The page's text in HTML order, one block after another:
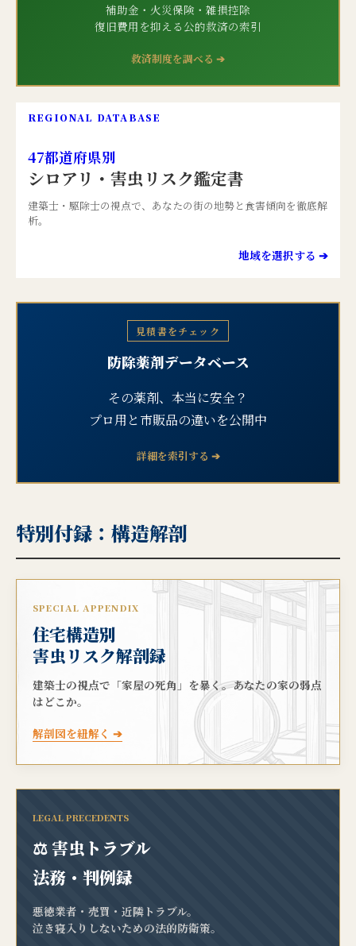
補助金・火災保険・雑損控除
復旧費用を抑える公的救済の索引
救済制度を調べる ➔
REGIONAL DATABASE
47都道府県別
シロアリ・害虫リスク鑑定書
建築士・駆除士の視点で、あなたの街の地勢と食害傾向を徹底解
析。
地域を選択する ➔
見積書をチェック
防除薬剤データベース
その薬剤、本当に安全？
プロ用と市販品の違いを公開中
詳細を索引する ➔
特別付録：構造解剖
SPECIAL APPENDIX
住宅構造別
害虫リスク解剖録
建築士の視点で「家屋の死角」を暴く。あなたの家の弱点
はどこか。
解剖図を紐解く ➔
LEGAL PRECEDENTS
⚖️ 害虫トラブル
法務・判例録
悪徳業者・売買・近隣トラブル。
泣き寝入りしないための法的防衛策。